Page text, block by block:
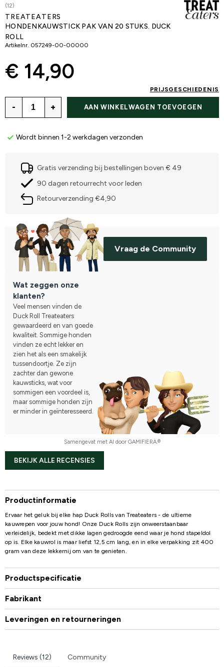
(12)
TREATEATERS
HONDENKAUWSTICK PAK VAN 20 STUKS. DUCK
ROLL
Artikelnr. 057249-00-00000
€ 14,90
PRIJSGESCHIEDENIS
- + AAN WINKELWAGEN TOEVOEGEN
Wordt binnen 1-2 werkdagen verzonden
Gratis verzending bij bestellingen boven € 49
90 dagen retourrecht voor leden
Retourverzending €4,90
Vraag de Community
Wat zeggen onze
klanten?
Veel mensen vinden de
Duck Roll Treateaters
gewaardeerd en van goede
kwaliteit. Sommige honden
vinden ze echt lekker en
zien het als een smakelijk
tussendoortje. Ze zijn
zachter dan gewone
kauwsticks, wat voor
sommigen een voordeel is,
maar sommige honden zijn
er minder in geïnteresseerd.
Samengevat met AI door GAMIFIERA.®
BEKIJK ALLE RECENSIES
Productinformatie
Ervaar het geluk bij elke hap Duck Rolls van Treateaters - de ultieme
kauwrepen voor jouw hond! Onze Duck Rolls zijn onweerstaanbaar
verleidelijk, bedekt met dikke lagen gedroogde eend waar je hond stapeldol
op is. Elke kauwrol is maar liefst 12,5 cm lang, en in elke verpakking zit 400
gram van deze lekkernij om van te genieten.
Productspecificatie
Fabrikant
Leveringen en retourneringen
Reviews (12) Community